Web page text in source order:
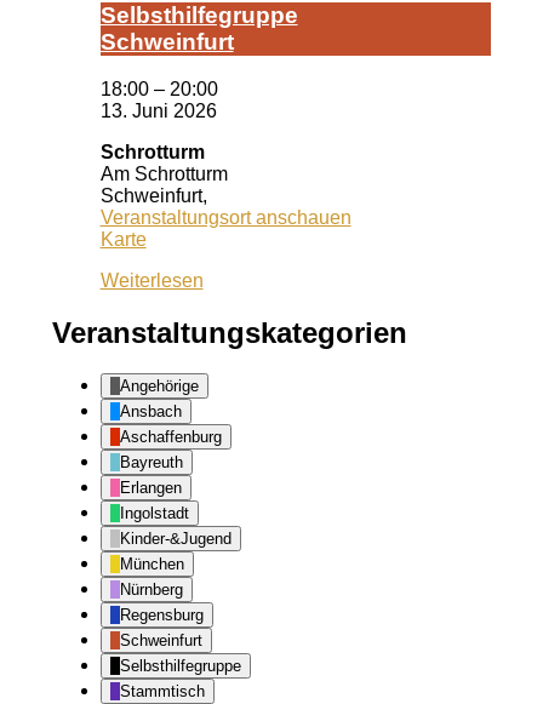
Selbst­hil­fe­grup­pe
Schwein­furt
18:00 – 20:00
13. Juni 2026
Schrotturm
Am Schrotturm
Schweinfurt,
Veranstaltungsort anschauen
KarteSchrotturm
Weiterlesen
Veranstaltungskategorien
Angehörige
Ansbach
Aschaffenburg
Bayreuth
Erlangen
Ingolstadt
Kinder-&Jugend
München
Nürnberg
Regensburg
Schweinfurt
Selbsthilfegruppe
Stammtisch